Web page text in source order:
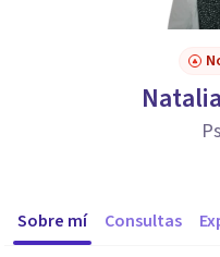
Sobre mí Consultas